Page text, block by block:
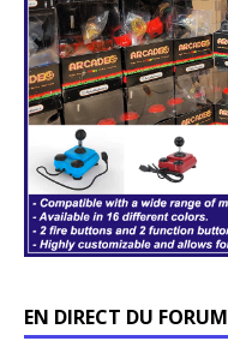
EN DIRECT DU FORUM